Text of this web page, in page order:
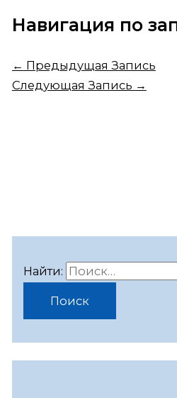
Найти:
Навигация по
← Предыдущая Запись
Следующая Запись →